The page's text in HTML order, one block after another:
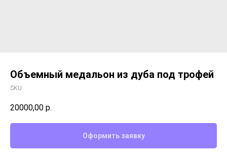
Объемный медальон из дуба под трофей
SKU:
20000,00 р.
Оформить заявку